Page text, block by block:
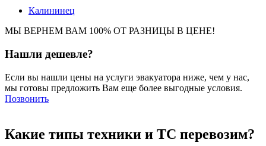
Калининец
МЫ ВЕРНЕМ ВАМ 100% ОТ РАЗНИЦЫ В ЦЕНЕ!
Нашли дешевле?
Если вы нашли цены на услуги эвакуатора ниже, чем у нас,
мы готовы предложить Вам еще более выгодные условия.
Позвонить
Какие типы техники и ТС перевозим?